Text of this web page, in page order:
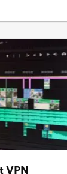
VPN